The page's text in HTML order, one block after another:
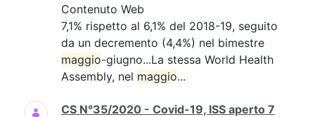
Contenuto Web
7,1% rispetto al 6,1% del 2018-19, seguito
da un decremento (4,4%) nel bimestre
maggio-giugno...La stessa World Health
Assembly, nel maggio...
CS N°35/2020 - Covid-19, ISS aperto 7